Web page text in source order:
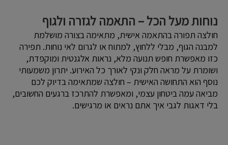
נוחות מעל הכל – התאמה לגזרה ולגוף
חולצה תפורה בהתאמה אישית, מתאימה בצורה מושלמת
למבנה הגוף, מבלי ללחוץ, למתוח או לגרום לאי נוחות. תפירה
כזו מאפשרת חופש תנועה מלא, נראות אלגנטית ומוקפדת,
ושומרת על מראה חלק ונקי לאורך כל האירוע. יתרון משמעותי
נוסף הוא התחושה האישית – חולצה שמתאימה בדיוק לכם
מביאה עמה ביטחון עצמי, ומאפשרת להתרכז ברגעים החשובים,
בלי דאגות לגבי איך אתם נראים או מרגישים.